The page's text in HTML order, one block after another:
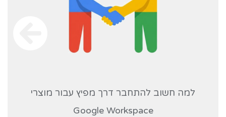
למה חשוב להתחבר דרך מפיץ עבור מוצרי
Google Workspace